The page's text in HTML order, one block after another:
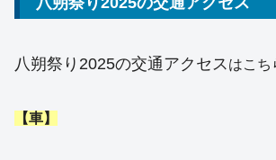
八朔祭り2025の交通アクセスはこち
【車】